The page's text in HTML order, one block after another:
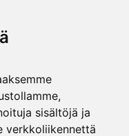
sisältöjä ja
verkkoliikennettä